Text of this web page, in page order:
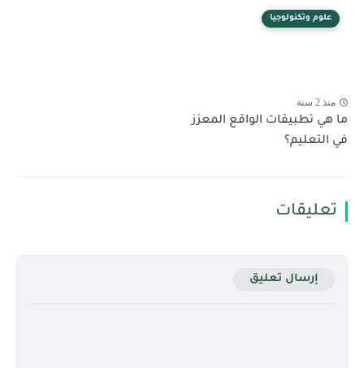
علوم وتكنولوجيا
منذ 2 سنة
ما هي تطبيقات الواقع المعزز
في التعليم؟
تعليقات
إرسال تعليق